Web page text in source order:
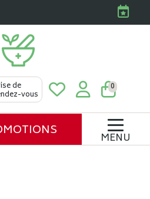
Pharmacies Clabots &
de
vous
0
MENU